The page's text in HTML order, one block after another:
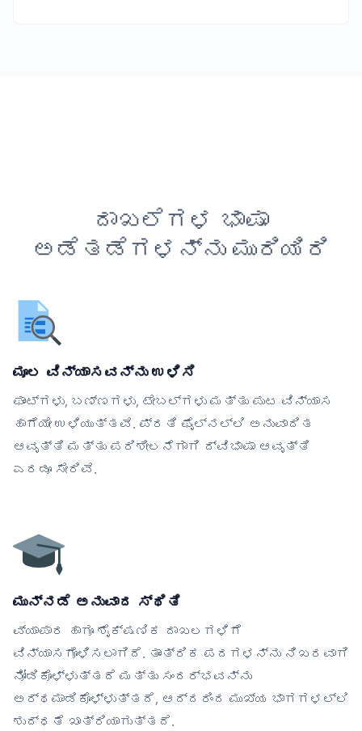
ದಾಖಲೆಗಳ ಭಾಷಾ
ಅಡೆತಡೆಗಳನ್ನು ಮುರಿಯಿರಿ
ಮೂಲ ವಿನ್ಯಾಸವನ್ನು ಉಳಿಸಿ
ಫಾಂಟ್‌ಗಳು, ಬಣ್ಣಗಳು, ಟೇಬಲ್‌ಗಳು ಮತ್ತು ಪುಟ ವಿನ್ಯಾಸ
ಹಾಗೆಯೇ ಉಳಿಯುತ್ತವೆ. ಪ್ರತಿ ಫೈಲ್‌ನಲ್ಲಿ ಅನುವಾದಿತ
ಆವೃತ್ತಿ ಮತ್ತು ಪರಿಶೀಲನೆಗಾಗಿ ದ್ವಿಭಾಷಾ ಆವೃತ್ತಿ
ಎರಡೂ ಸೇರಿವೆ.
ಮುನ್ನಡೆ ಅನುವಾದ ಸ್ಥಿತಿ
ವ್ಯಾಪಾರ ಹಾಗೂ ಶೈಕ್ಷಣಿಕ ದಾಖಲಗಳಿಗೆ
ವಿನ್ಯಾಸಗೊಳಿಸಲಾಗಿದೆ. ತಾಂತ್ರಿಕ ಪದಗಳನ್ನು ನಿಖರವಾಗಿ
ನೋಡಿಕೊಳ್ಳುತ್ತದೆ ಮತ್ತು ಸಂದರ್ಭವನ್ನು
ಅರ್ಥಮಾಡಿಕೊಳ್ಳುತ್ತದೆ, ಆದ್ದರಿಂದ ಮುಖ್ಯ ಭಾಗಗಳಲ್ಲಿ
ಶುದ್ಧತೆ ಖಾತ್ರಿಯಾಗುತ್ತದೆ.